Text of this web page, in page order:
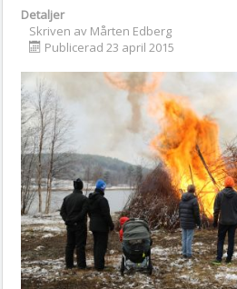
Detaljer
Skriven av Mårten Edberg
Publicerad 23 april 2015